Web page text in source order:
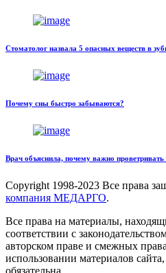
Стоматолог назвала 5 опасных веществ в
Почему сны быстро забываются?
Врач объяснила, почему важно проветривать
Copyright 1998-2023 Все права
компания МЕДАРГО.
Все права на материалы,
соответствии с
авторском праве и смежных
использовании материалов